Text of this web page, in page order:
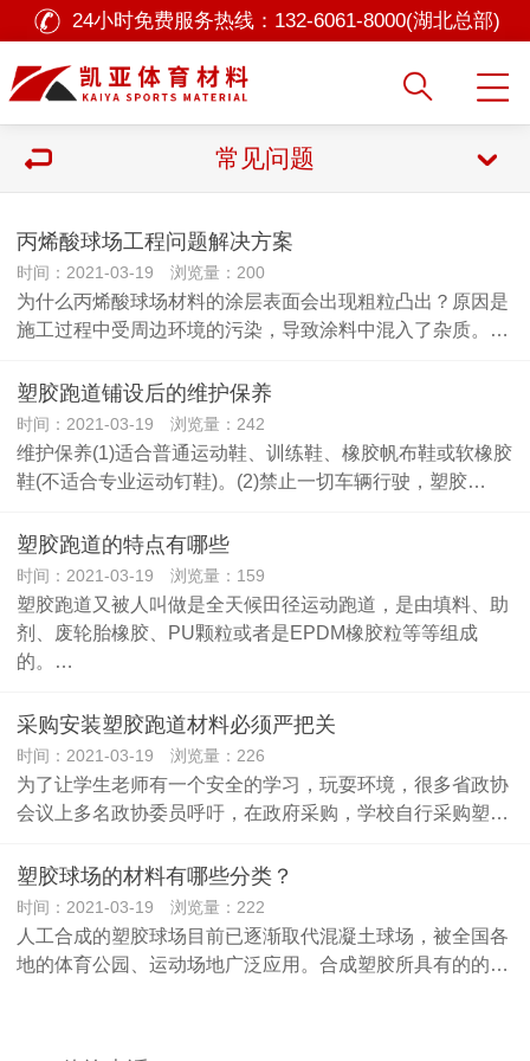
24小时免费服务热线： 132-6061-8000(湖北总部)
常见问题
丙烯酸球场工程问题解决方案
时间：2021-03-19 浏览量：200
为什么丙烯酸球场材料的涂层表面会出现粗粒凸出？原因是
施工过程中受周边环境的污染，导致涂料中混入了杂质。…
塑胶跑道铺设后的维护保养
时间：2021-03-19 浏览量：242
维护保养(1)适合普通运动鞋、训练鞋、橡胶帆布鞋或软橡胶
鞋(不适合专业运动钉鞋)。(2)禁止一切车辆行驶，塑胶…
塑胶跑道的特点有哪些
时间：2021-03-19 浏览量：159
塑胶跑道又被人叫做是全天候田径运动跑道，是由填料、助
剂、废轮胎橡胶、PU颗粒或者是EPDM橡胶粒等等组成
的。…
采购安装塑胶跑道材料必须严把关
时间：2021-03-19 浏览量：226
为了让学生老师有一个安全的学习，玩耍环境，很多省政协
会议上多名政协委员呼吁，在政府采购，学校自行采购塑…
塑胶球场的材料有哪些分类？
时间：2021-03-19 浏览量：222
人工合成的塑胶球场目前已逐渐取代混凝土球场，被全国各
地的体育公园、运动场地广泛应用。合成塑胶所具有的的…